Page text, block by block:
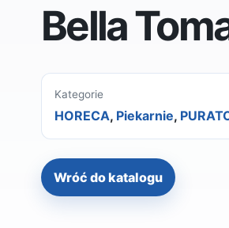
Bella
Kategorie
HORECA, Piekarnie,
Wróć do katalogu